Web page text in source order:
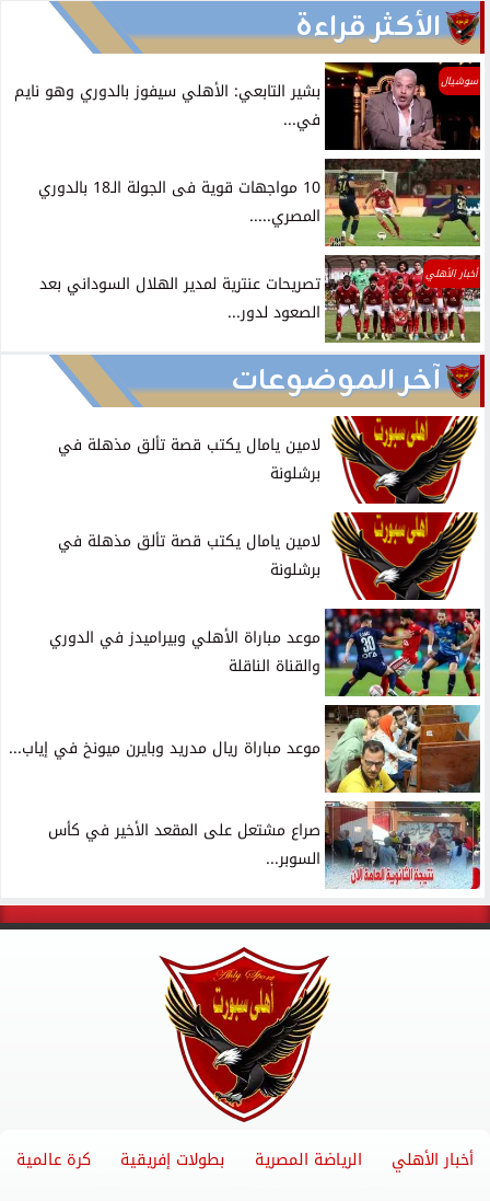
الأكثر قراءة
سوشيال
بشير التابعي: الأهلي سيفوز بالدوري وهو نايم
في...
10 مواجهات قوية فى الجولة الـ18 بالدوري
المصري.....
أخبار الأهلي
تصريحات عنترية لمدير الهلال السوداني بعد
الصعود لدور...
آخر الموضوعات
لامين يامال يكتب قصة تألق مذهلة في
برشلونة
لامين يامال يكتب قصة تألق مذهلة في
برشلونة
موعد مباراة الأهلي وبيراميدز في الدوري
والقناة الناقلة
موعد مباراة ريال مدريد وبايرن ميونخ في إياب...
صراع مشتعل على المقعد الأخير في كأس
السوبر...
أخبار الأهلي الرياضة المصرية بطولات إفريقية كرة عالمية